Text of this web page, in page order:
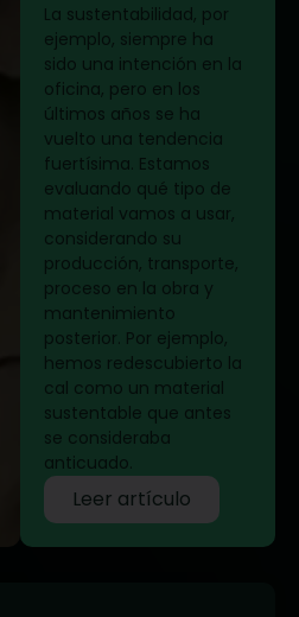
La sustentabilidad, por
ejemplo, siempre ha
sido una intención en la
oficina, pero en los
últimos años se ha
vuelto una tendencia
fuertísima. Estamos
evaluando qué tipo de
material vamos a usar,
considerando su
producción, transporte,
proceso en la obra y
mantenimiento
posterior. Por ejemplo,
hemos redescubierto la
cal como un material
sustentable que antes
se consideraba
anticuado.
Leer artículo